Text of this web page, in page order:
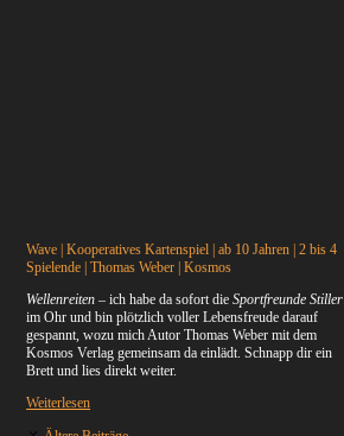
Wave | Kooperatives Kartenspiel | ab 10 Jahren | 2 bis 4
Spielende | Thomas Weber | Kosmos
Wellenreiten – ich habe da sofort dieSportfreunde Stiller
im Ohr und bin plötzlich voller Lebensfreude darauf
gespannt, wozu mich Autor Thomas Weber mit dem
Kosmos Verlag gemeinsam da einlädt. Schnapp dir ein
Brett und lies direkt weiter.
Weiterlesen